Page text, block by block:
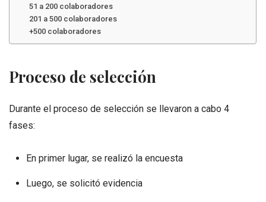
51 a 200 colaboradores
201 a 500 colaboradores
+500 colaboradores
Proceso de selección
Durante el proceso de selección se llevaron a cabo 4
fases:
En primer lugar, se realizó la encuesta
Luego, se solicitó evidencia